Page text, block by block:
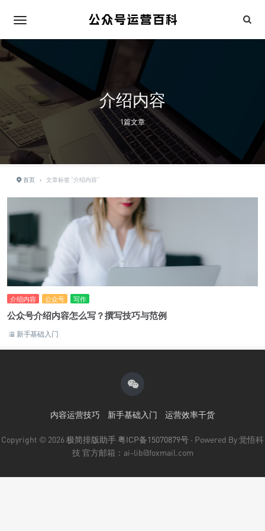
介绍内容
1篇文章
首页 › 文章标签 "介绍内容"
介绍内容 公众号 写作
公众号介绍内容怎么写？撰写技巧与范例
新手基础入门
内容运营技巧 新手基础入门 运营效率干货
Copyright © 2026极简排版助手粤ICP备15070879号 · Powered By 觉悟科
技 官方邮箱：ai-lib@foxmail.com